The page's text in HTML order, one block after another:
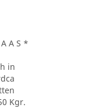
A S *
in
Kgr.